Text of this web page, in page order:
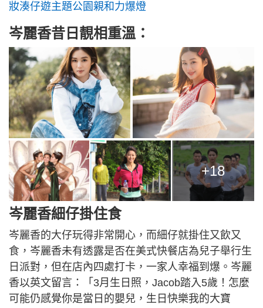
妝湊仔遊主題公園親和力爆燈
岑麗香昔日靚相重溫：
+18
岑麗香細仔掛住食
岑麗香的大仔玩得非常開心，而細仔就掛住又飲又
食，岑麗香未有透露是否在美式快餐店為兒子舉行生
日派對，但在店內四處打卡，一家人幸福到爆。岑麗
香以英文留言：「3月生日照，Jacob踏入5歲！怎麼
可能仍感覺你是當日的嬰兒，生日快樂我的大寶